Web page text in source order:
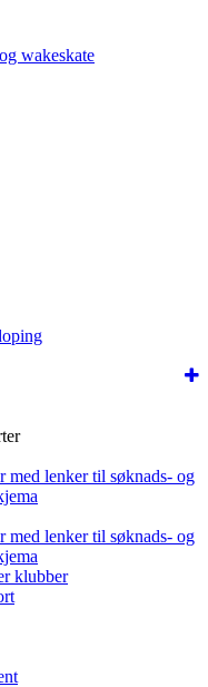
wakeskate
med lenker til søknads- og
med lenker til søknads- og
klubber